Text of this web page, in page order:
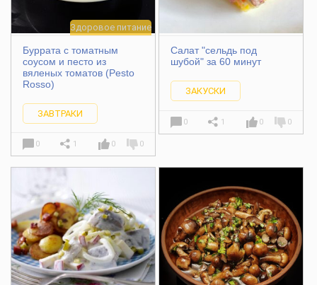
Здоровое питание
Буррата с томатным
соусом и песто из
вяленых томатов (Pesto
Rosso)
ЗАВТРАКИ
0 1 0 0
Салат "сельдь под
шубой" за 60 минут
ЗАКУСКИ
0 1 0 0